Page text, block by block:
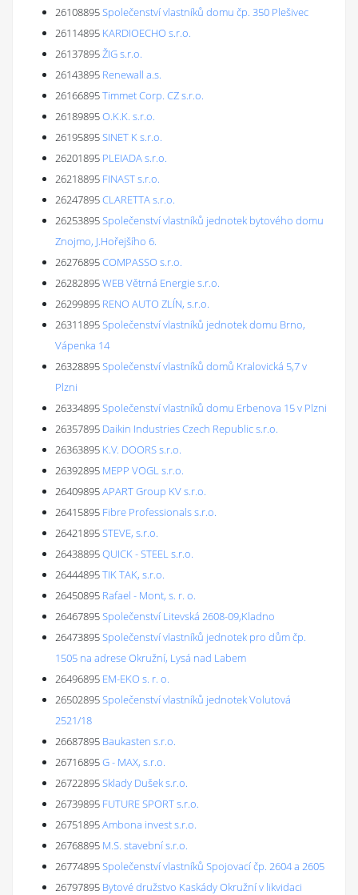
26108895Společenství vlastníků domu čp. 350 Plešivec
26114895 KARDIOECHO s.r.o.
26137895ŽIG s.r.o.
26143895 Renewall a.s.
26166895Timmet Corp. CZ s.r.o.
26189895O.K.K. s.r.o.
26195895SINET K s.r.o.
26201895 PLEIADA s.r.o.
26218895 FINAST s.r.o.
26247895CLARETTA s.r.o.
26253895Společenství vlastníků jednotek bytového domu
Znojmo, J.Hořejšího 6.
26276895COMPASSO s.r.o.
26282895WEB Větrná Energie s.r.o.
26299895 RENO AUTO ZLÍN, s.r.o.
26311895Společenství vlastníků jednotek domu Brno,
Vápenka 14
26328895Společenství vlastníků domů Kralovická 5,7 v
Plzni
26334895Společenství vlastníků domu Erbenova 15 v Plzni
26357895 Daikin Industries Czech Republic s.r.o.
26363895 K.V. DOORS s.r.o.
26392895 MEPP VOGL s.r.o.
26409895APART Group KV s.r.o.
26415895 Fibre Professionals s.r.o.
26421895STEVE, s.r.o.
26438895QUICK - STEEL s.r.o.
26444895TIK TAK, s.r.o.
26450895 Rafael - Mont, s. r. o.
26467895Společenství Litevská 2608-09,Kladno
26473895Společenství vlastníků jednotek pro dům čp.
1505 na adrese Okružní, Lysá nad Labem
26496895 EM-EKO s. r. o.
26502895Společenství vlastníků jednotek Volutová
2521/18
26687895 Baukasten s.r.o.
26716895G - MAX, s.r.o.
26722895Sklady Dušek s.r.o.
26739895 FUTURE SPORT s.r.o.
26751895Ambona invest s.r.o.
26768895 M.S. stavební s.r.o.
26774895Společenství vlastníků Spojovací čp. 2604 a 2605
26797895 Bytové družstvo Kaskády Okružní v likvidaci